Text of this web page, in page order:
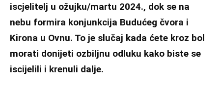
iscjelitelj u ožujku/martu 2024., dok se na
nebu formira konjunkcija Budućeg čvora i
Kirona u Ovnu. To je slučaj kada ćete kroz bol
morati donijeti ozbiljnu odluku kako biste se
iscijelili i krenuli dalje.